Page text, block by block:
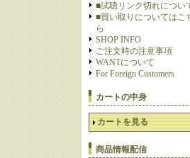
■試聴リンク切れについ
■買い取りについてはこ
ら
SHOP INFO
ご注文時の注意事項
WANTについて
For Foreign Customers
カートの中身
カートを見る
商品情報配信